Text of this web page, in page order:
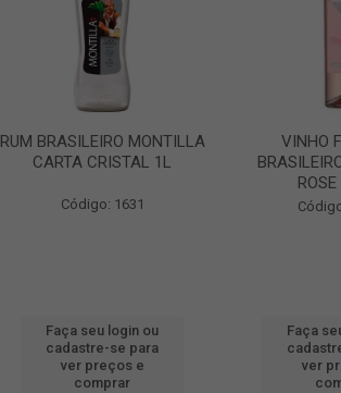
RUM BRASILEIRO MONTILLA
CARTA CRISTAL 1L
Código: 1631
Faça seu login ou
cadastre-se para
ver preços e
comprar
VINHO
Faça
ver